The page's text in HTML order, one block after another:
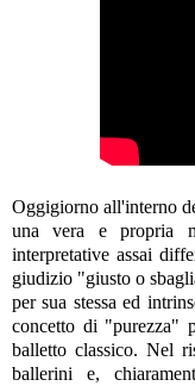
Oggigiorno all'interno
una vera e propria
interpretative assai
giudizio "giusto o
per sua stessa ed
concetto di "purezza"
balletto classico. Nel
ballerini e,